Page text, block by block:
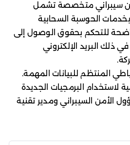
سيبراني متخصصة تشمل
بخدمات الحوسبة السحابية
للتحكم بحقوق الوصول إلى
ذلك البريد الإلكتروني
المنتظم للبيانات المهمة.
لاستخدام البرمجيات الجديدة
الأمن السيبراني ومدير تقنية